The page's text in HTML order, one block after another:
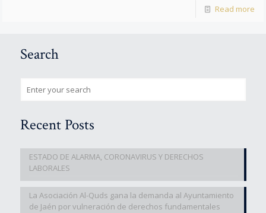
Read more
Search
Recent Posts
ESTADO DE ALARMA, CORONAVIRUS Y DERECHOS
LABORALES
La Asociación Al-Quds gana la demanda al Ayuntamiento
de Jaén por vulneración de derechos fundamentales